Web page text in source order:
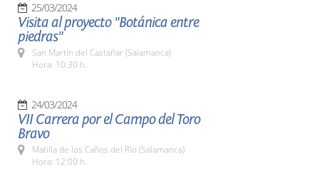
25/03/2024
Visita al proyecto "Botánica entre
piedras"
San Martín del Castañar (Salamanca)
Hora: 10:30 h.
24/03/2024
VII Carrera por el Campo del Toro
Bravo
Matilla de los Caños del Río (Salamanca)
Hora: 12:00 h.